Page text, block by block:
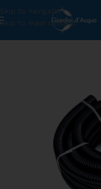
Skip to navigation
Skip to main content